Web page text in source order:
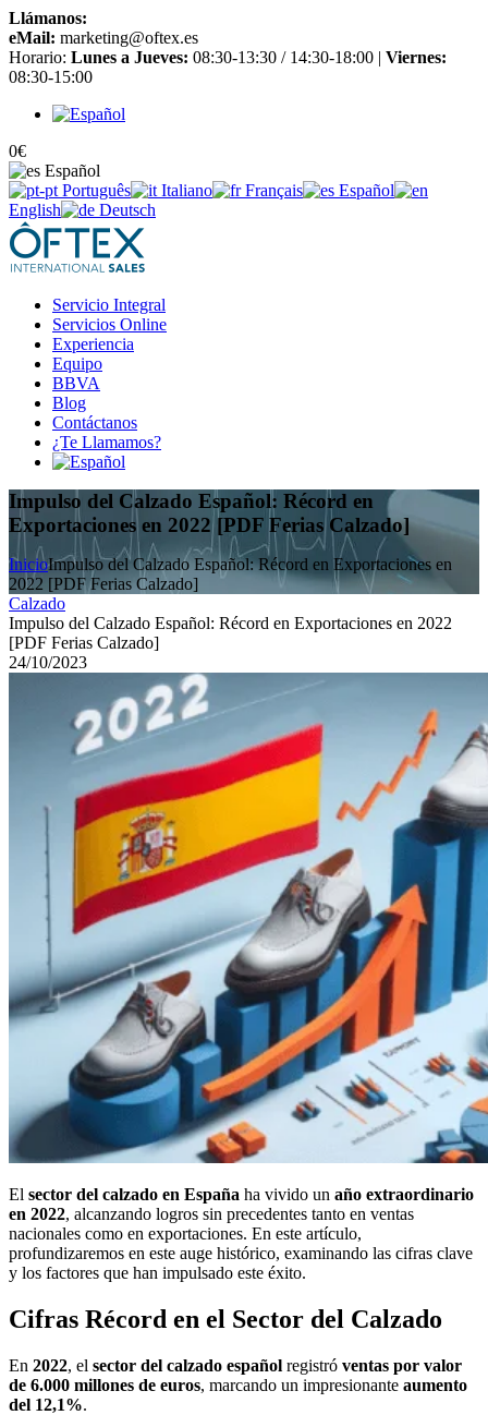
Llámanos:
eMail: marketing@oftex.es
Horario: Lunes a Jueves: 08:30-13:30 / 14:30-18:00 | Viernes:
08:30-15:00
0€
Español
Português
Italiano Français
Español
English
Deutsch
Servicio Integral
Servicios Online
Experiencia
Equipo
BBVA
Blog
Contáctanos
¿Te Llamamos?
Impulso del Calzado Español: Récord en
Exportaciones en 2022 [PDF Ferias Calzado]
InicioImpulso del Calzado Español: Récord en Exportaciones en
2022 [PDF Ferias Calzado]
Calzado
Impulso del Calzado Español: Récord en Exportaciones en 2022
[PDF Ferias Calzado]
24/10/2023
El sector del calzado en España ha vivido un año extraordinario
en 2022, alcanzando logros sin precedentes tanto en ventas
nacionales como en exportaciones. En este artículo,
profundizaremos en este auge histórico, examinando las cifras clave
y los factores que han impulsado este éxito.
Cifras Récord en el Sector del Calzado
En 2022, el sector del calzado español registró ventas por valor
de 6.000 millones de euros, marcando un impresionante aumento
del 12,1%.